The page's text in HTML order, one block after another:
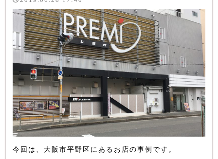
今回は、大阪市平野区にあるお店の事例です。